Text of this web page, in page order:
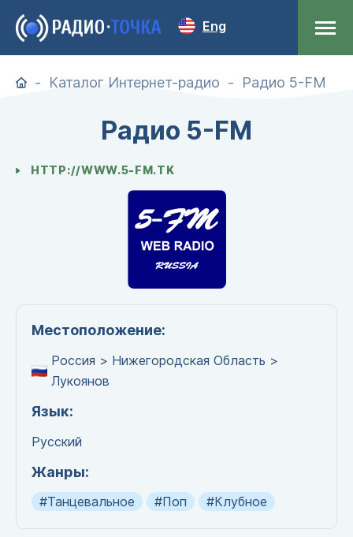
Eng
Каталог Интернет-радио Радио 5-FM
Радио 5-FM
HTTP://WWW.5-FM.TK
Местоположение:
Россия > Нижегородская Область >
Лукоянов
Язык:
Русский
Жанры:
#Танцевальное #Поп #Клубное